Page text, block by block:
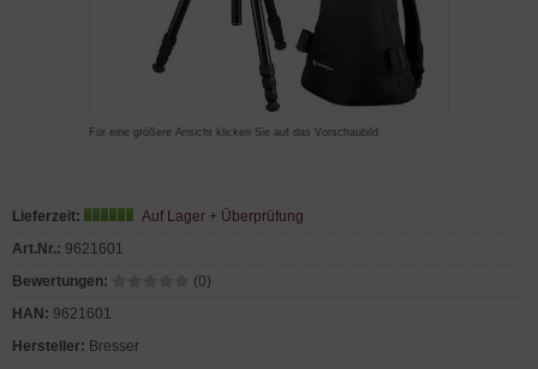
Für eine größere Ansicht klicken Sie auf das Vorschaubild
Lieferzeit:
Auf Lager + Überprüfung
Art.Nr.: 9621601
Bewertungen:
(0)
HAN: 9621601
Hersteller: Bresser